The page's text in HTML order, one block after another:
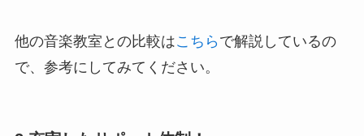
他の音楽教室との比較はこちら で解説しているの
で、参考にしてみてください。